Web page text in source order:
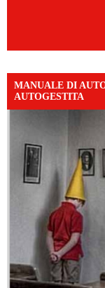
MANUALE DI
AUTOGESTITA